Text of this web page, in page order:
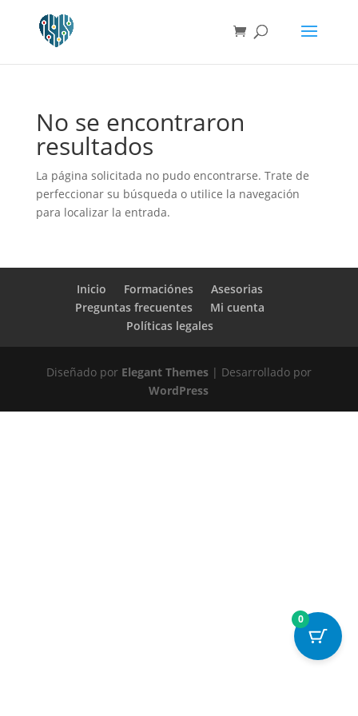
No se encontraron
resultados
La página solicitada no pudo encontrarse. Trate de
perfeccionar su búsqueda o utilice la navegación
para localizar la entrada.
Inicio Formaciónes
Asesorias
Preguntas frecuentes
Mi cuenta
Políticas legales
Diseñado por Elegant Themes| Desarrollado por
WordPress
0